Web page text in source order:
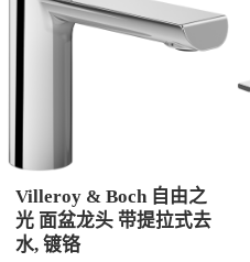
Villeroy & Boch 自由之
光 面盆龙头 带提拉式去
水, 镀铬